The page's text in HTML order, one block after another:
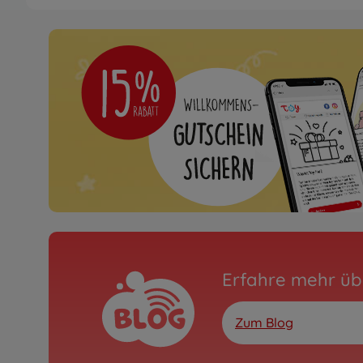
1:10 RC XB Suzuki SX4
300057777
Nicht mehr verfügbar
Archiv
1:10 RC XB Nissan GT-
300057779
1:10 RC XB Porsche
TT-01E
300057784
Nicht mehr verfügbar
Erfahre mehr
Zum Blog